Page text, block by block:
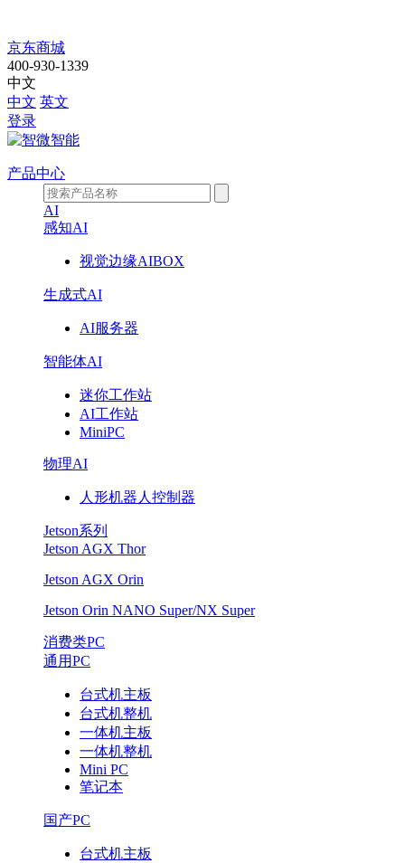
明
天
见！
智
猜…..
京东商城
400-930-1339
中文
中文 英文
登录
产品中心
AI
感知AI
视觉边缘AIBOX
生成式AI
AI服务器
智能体AI
迷你工作站
AI工作站
MiniPC
物理AI
人形机器人控制器
Jetson系列
Jetson AGX Thor
Jetson AGX Orin
Jetson Orin NANO Super/NX Super
消费类PC
通用PC
台式机主板
台式机整机
一体机主板
一体机整机
Mini PC
笔记本
国产PC
台式机主板